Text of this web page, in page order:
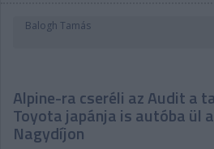
Balogh Tamás
Alpine-ra cseréli az Audit a
Toyota japánja is autóba ül
Nagydíjon